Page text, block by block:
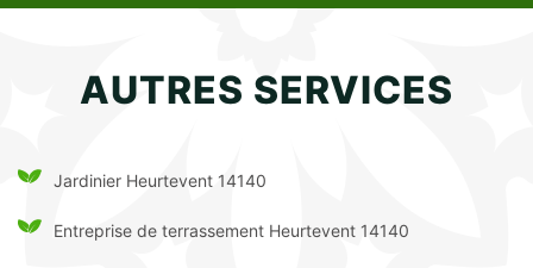
AUTRES SERVICES
Jardinier Heurtevent 14140
Entreprise de terrassement Heurtevent 14140